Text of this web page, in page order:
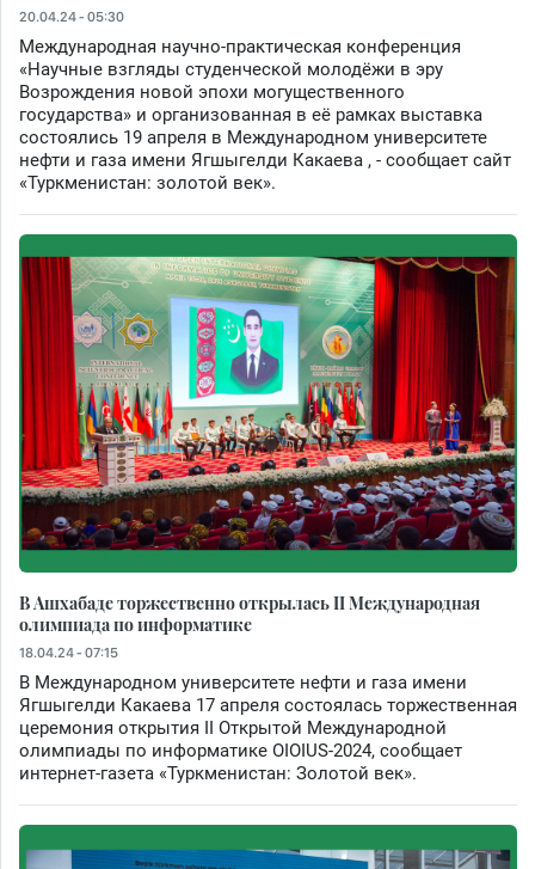
20.04.24 - 05:30
Международная научно-практическая конференция
«Научные взгляды студенческой молодёжи в эру
Возрождения новой эпохи могущественного
государства» и организованная в её рамках выставка
состоялись 19 апреля в Международном университете
нефти и газа имени Ягшыгелди Какаева , - сообщает сайт
«Туркменистан: золотой век».
В Ашхабаде торжественно открылась II Международная
олимпиада по информатике
18.04.24 - 07:15
В Международном университете нефти и газа имени
Ягшыгелди Какаева 17 апреля состоялась торжественная
церемония открытия II Открытой Международной
олимпиады по информатике OIOIUS-2024, сообщает
интернет-газета «Туркменистан: Золотой век».